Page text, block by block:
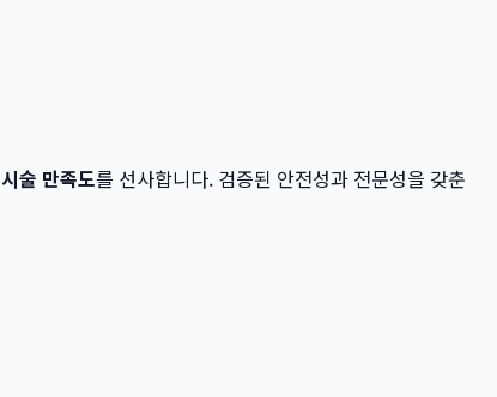
시술 만족도를 선사합니다. 검증된 안전성과 전문성을 갖춘